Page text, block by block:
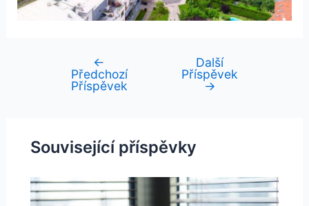
←
Předchozí
Příspěvek
Další
Příspěvek
→
Související příspěvky